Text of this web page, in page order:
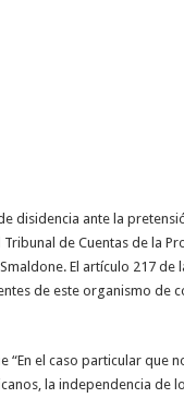
disidencia ante la
de Cuentas de la
El artículo 217 de
de este organismo de
el caso particular que
la independencia de